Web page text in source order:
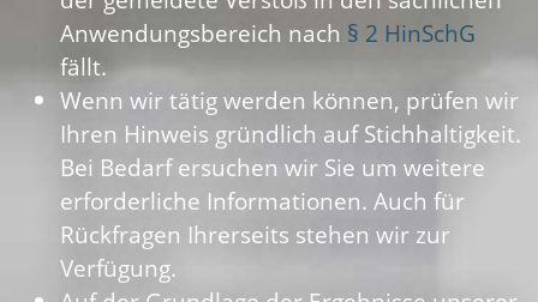
Anwendungsbereich nach § 2 HinSchG
fällt.
Wenn wir tätig werden können, prüfen wir
Ihren Hinweis gründlich auf Stichhaltigkeit.
Bei Bedarf ersuchen wir Sie um weitere
erforderliche Informationen. Auch für
Rückfragen Ihrerseits stehen wir zur
Verfügung.